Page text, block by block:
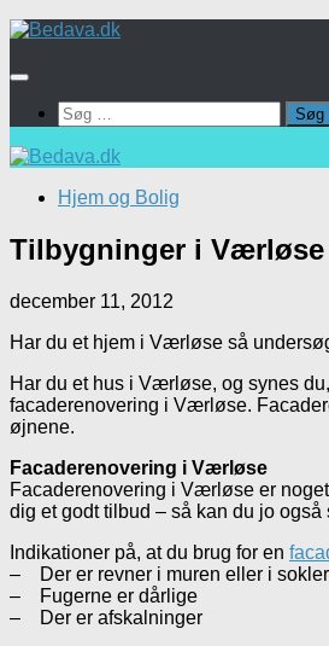
Skip
content
Søg
efter:
Hjem og Bolig
Tilbygninger i Værløse
december 11, 2012
Har du et hjem i Værløse så
Har du et hus i Værløse, og synes
facaderenovering i Værløse.
øjnene.
Facaderenovering i Værløse
Facaderenovering i Værløse er
dig et godt tilbud – så kan du jo
Indikationer på, at du brug for en
– Der er revner i muren eller i
– Fugerne er dårlige
– Der er afskalninger